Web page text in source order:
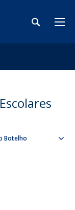
Botelho